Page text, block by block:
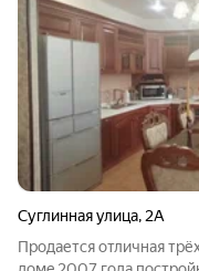
Суглинная улица, 2А
Прoдaетcя отличная